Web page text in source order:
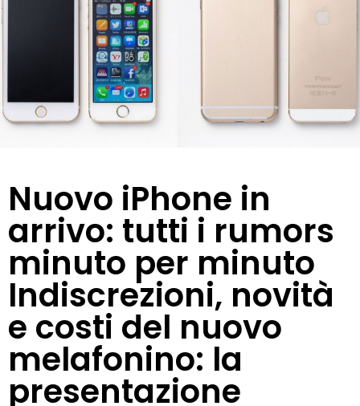
Nuovo iPhone in
arrivo: tutti i rumors
minuto per minuto
Indiscrezioni, novità
e costi del nuovo
melafonino: la
presentazione